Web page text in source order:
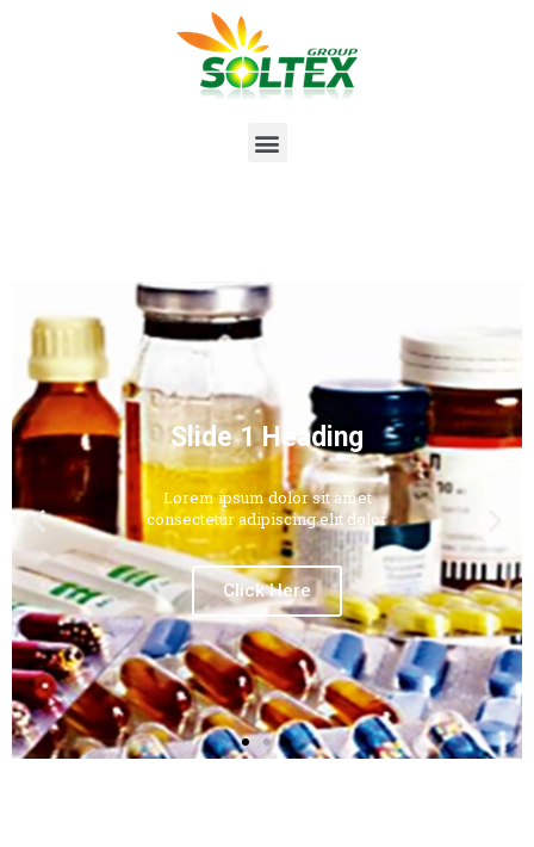
Slide 1 Heading
Lorem ipsum dolor sit amet
consectetur adipiscing elit dolor
Click Here